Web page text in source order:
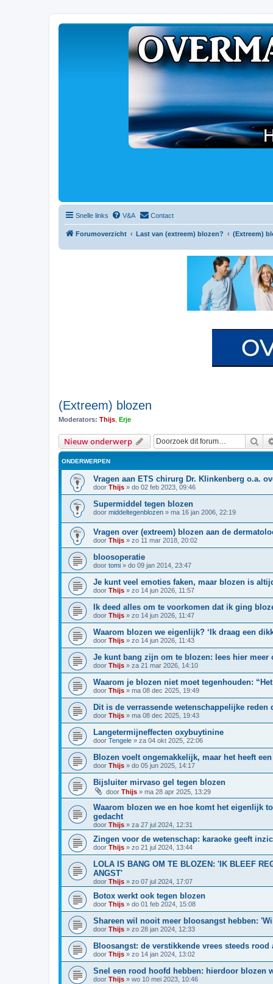
Snelle links V&A Contact
Forumoverzicht Last van (extreem) blozen? (Extreem)
(Extreem) blozen
Moderators: Thijs Erje
Nieuw onderwerp
ONDERWERPEN
Vragen aan ETS chirurg Dr. Klinkenberg o.a.
door Thijs » do 02 feb 2023, 09:46
Supermiddel tegen blozen
door middeltegenblozen » ma 16 jan 2006, 22:19
Vragen over (extreem) blozen aan de
door Thijs » zo 11 mar 2018, 20:02
bloosoperatie
door tomi » do 09 jan 2014, 23:47
Je kunt veel emoties faken, maar blozen is
door Thijs » zo 14 jun 2026, 11:57
Ik deed alles om te voorkomen dat ik ging
door Thijs » zo 14 jun 2026, 11:47
Waarom blozen we eigenlijk? ‘Ik draag een
door Thijs » zo 14 jun 2026, 11:43
Je kunt bang zijn om te blozen: lees hier meer
door Thijs » za 21 mar 2026, 14:10
Waarom je blozen niet moet tegenhouden:
door Thijs » ma 08 dec 2025, 19:49
Dit is de verrassende wetenschappelijke reden
door Thijs » ma 08 dec 2025, 19:43
Langetermijneffecten oxybuytinine
door Tengele » za 04 okt 2025, 22:06
Blozen voelt ongemakkelijk, maar het heeft
door Thijs » do 05 jun 2025, 14:17
Bijsluiter mirvaso gel tegen blozen
door Thijs » ma 28 apr 2025, 13:29
Waarom blozen we en hoe komt het eigenlijk
gedacht
door Thijs » za 27 jul 2024, 12:31
Zingen voor de wetenschap: karaoke geeft
door Thijs » zo 21 jul 2024, 13:44
LOLA IS BANG OM TE BLOZEN: 'IK BLEEF
ANGST'
door Thijs » zo 07 jul 2024, 17:07
Botox werkt ook tegen blozen
door Thijs » do 01 feb 2024, 15:08
Shareen wil nooit meer bloosangst hebben:
door Thijs » zo 28 jan 2024, 12:33
Bloosangst: de verstikkende vrees steeds rood
door Thijs » zo 14 jan 2024, 13:02
Snel een rood hoofd hebben: hierdoor blozen
door Thijs » wo 10 mei 2023, 10:46